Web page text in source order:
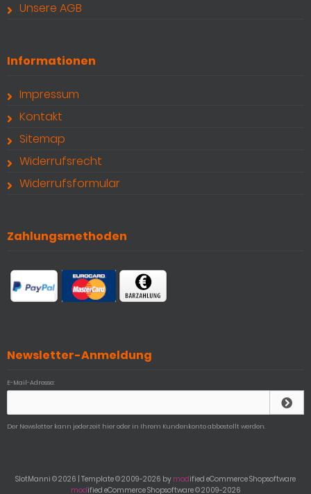
Unsere AGB
Informationen
Impressum
Kontakt
Sitemap
Widerrufsrecht
Widerrufsformular
Zahlungsmethoden
Newsletter-Anmeldung
E-Mail-Adresse:
Der Newsletter kann jederzeit hier oder in Ihrem Kundenkonto abbestellt werden.
SlotManni © 2026 | Template © 2009-2026 by modified eCommerce Shopsoftware
modified eCommerce Shopsoftware © 2009-2026